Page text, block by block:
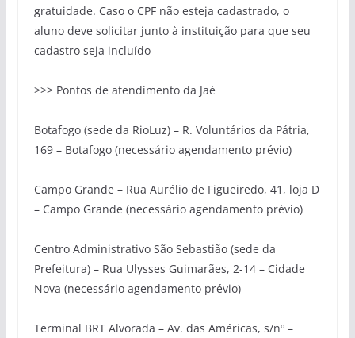
gratuidade. Caso o CPF não esteja cadastrado, o
aluno deve solicitar junto à instituição para que seu
cadastro seja incluído
>>> Pontos de atendimento da Jaé
Botafogo (sede da RioLuz) – R. Voluntários da Pátria,
169 – Botafogo (necessário agendamento prévio)
Campo Grande – Rua Aurélio de Figueiredo, 41, loja D
– Campo Grande (necessário agendamento prévio)
Centro Administrativo São Sebastião (sede da
Prefeitura)– Rua Ulysses Guimarães, 2-14 – Cidade
Nova (necessário agendamento prévio)
Terminal BRT Alvorada – Av. das Américas, s/nº –